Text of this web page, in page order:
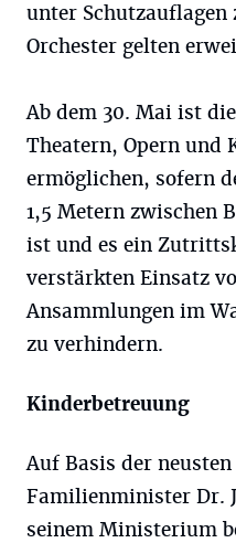
unter Schutzauflagen
Orchester gelten
Ab dem 30. Mai ist
Theatern, Opern und
ermöglichen, sofern
1,5 Metern zwischen
ist und es ein
verstärkten Einsatz
Ansammlungen im
zu verhindern.
Kinderbetreuung
Auf Basis der
Familienminister Dr.
seinem Ministerium